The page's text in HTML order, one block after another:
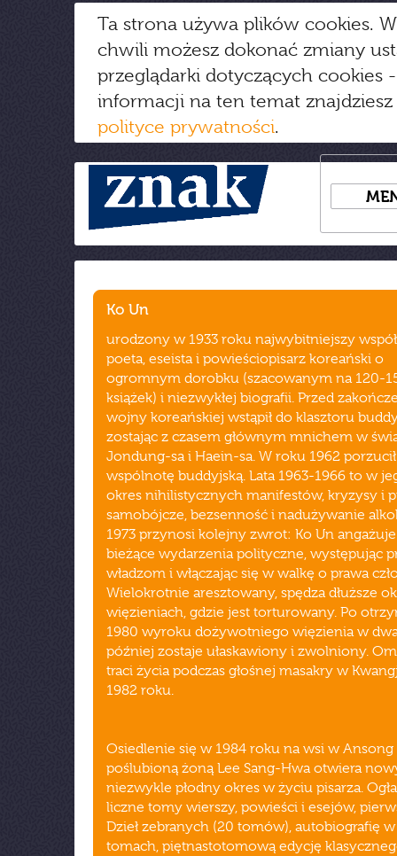
Ta strona używa plików cookies.
chwili możesz dokonać zmiany
przeglądarki dotyczących cookies
informacji na ten temat
polityce prywatności.
Ko Un
urodzony w 1933 roku najwybitniejszy
poeta, eseista i powieściopisarz koreański o
ogromnym dorobku (szacowanym na 120-
książek) i niezwykłej biografii. Przed
wojny koreańskiej wstąpił do klasztoru
zostając z czasem głównym mnichem w
Jondung-sa i Haein-sa. W roku 1962 porzucił
wspólnotę buddyjską. Lata 1963-1966 to w
okres nihilistycznych manifestów, kryzysy i
samobójcze, bezsenność i nadużywanie
1973 przynosi kolejny zwrot: Ko Un
bieżące wydarzenia polityczne, występując
władzom i włączając się w walkę o prawa
Wielokrotnie aresztowany, spędza dłuższe
więzieniach, gdzie jest torturowany. Po
1980 wyroku dożywotniego więzienia w
później zostaje ułaskawiony i zwolniony.
traci życia podczas głośnej masakry w
1982 roku.
Osiedlenie się w 1984 roku na wsi w
poślubioną żoną Lee Sang-Hwa otwiera
niezwykle płodny okres w życiu pisarza.
liczne tomy wierszy, powieści i esejów,
Dzieł zebranych (20 tomów), autobiografię
tomach, piętnastotomową edycję